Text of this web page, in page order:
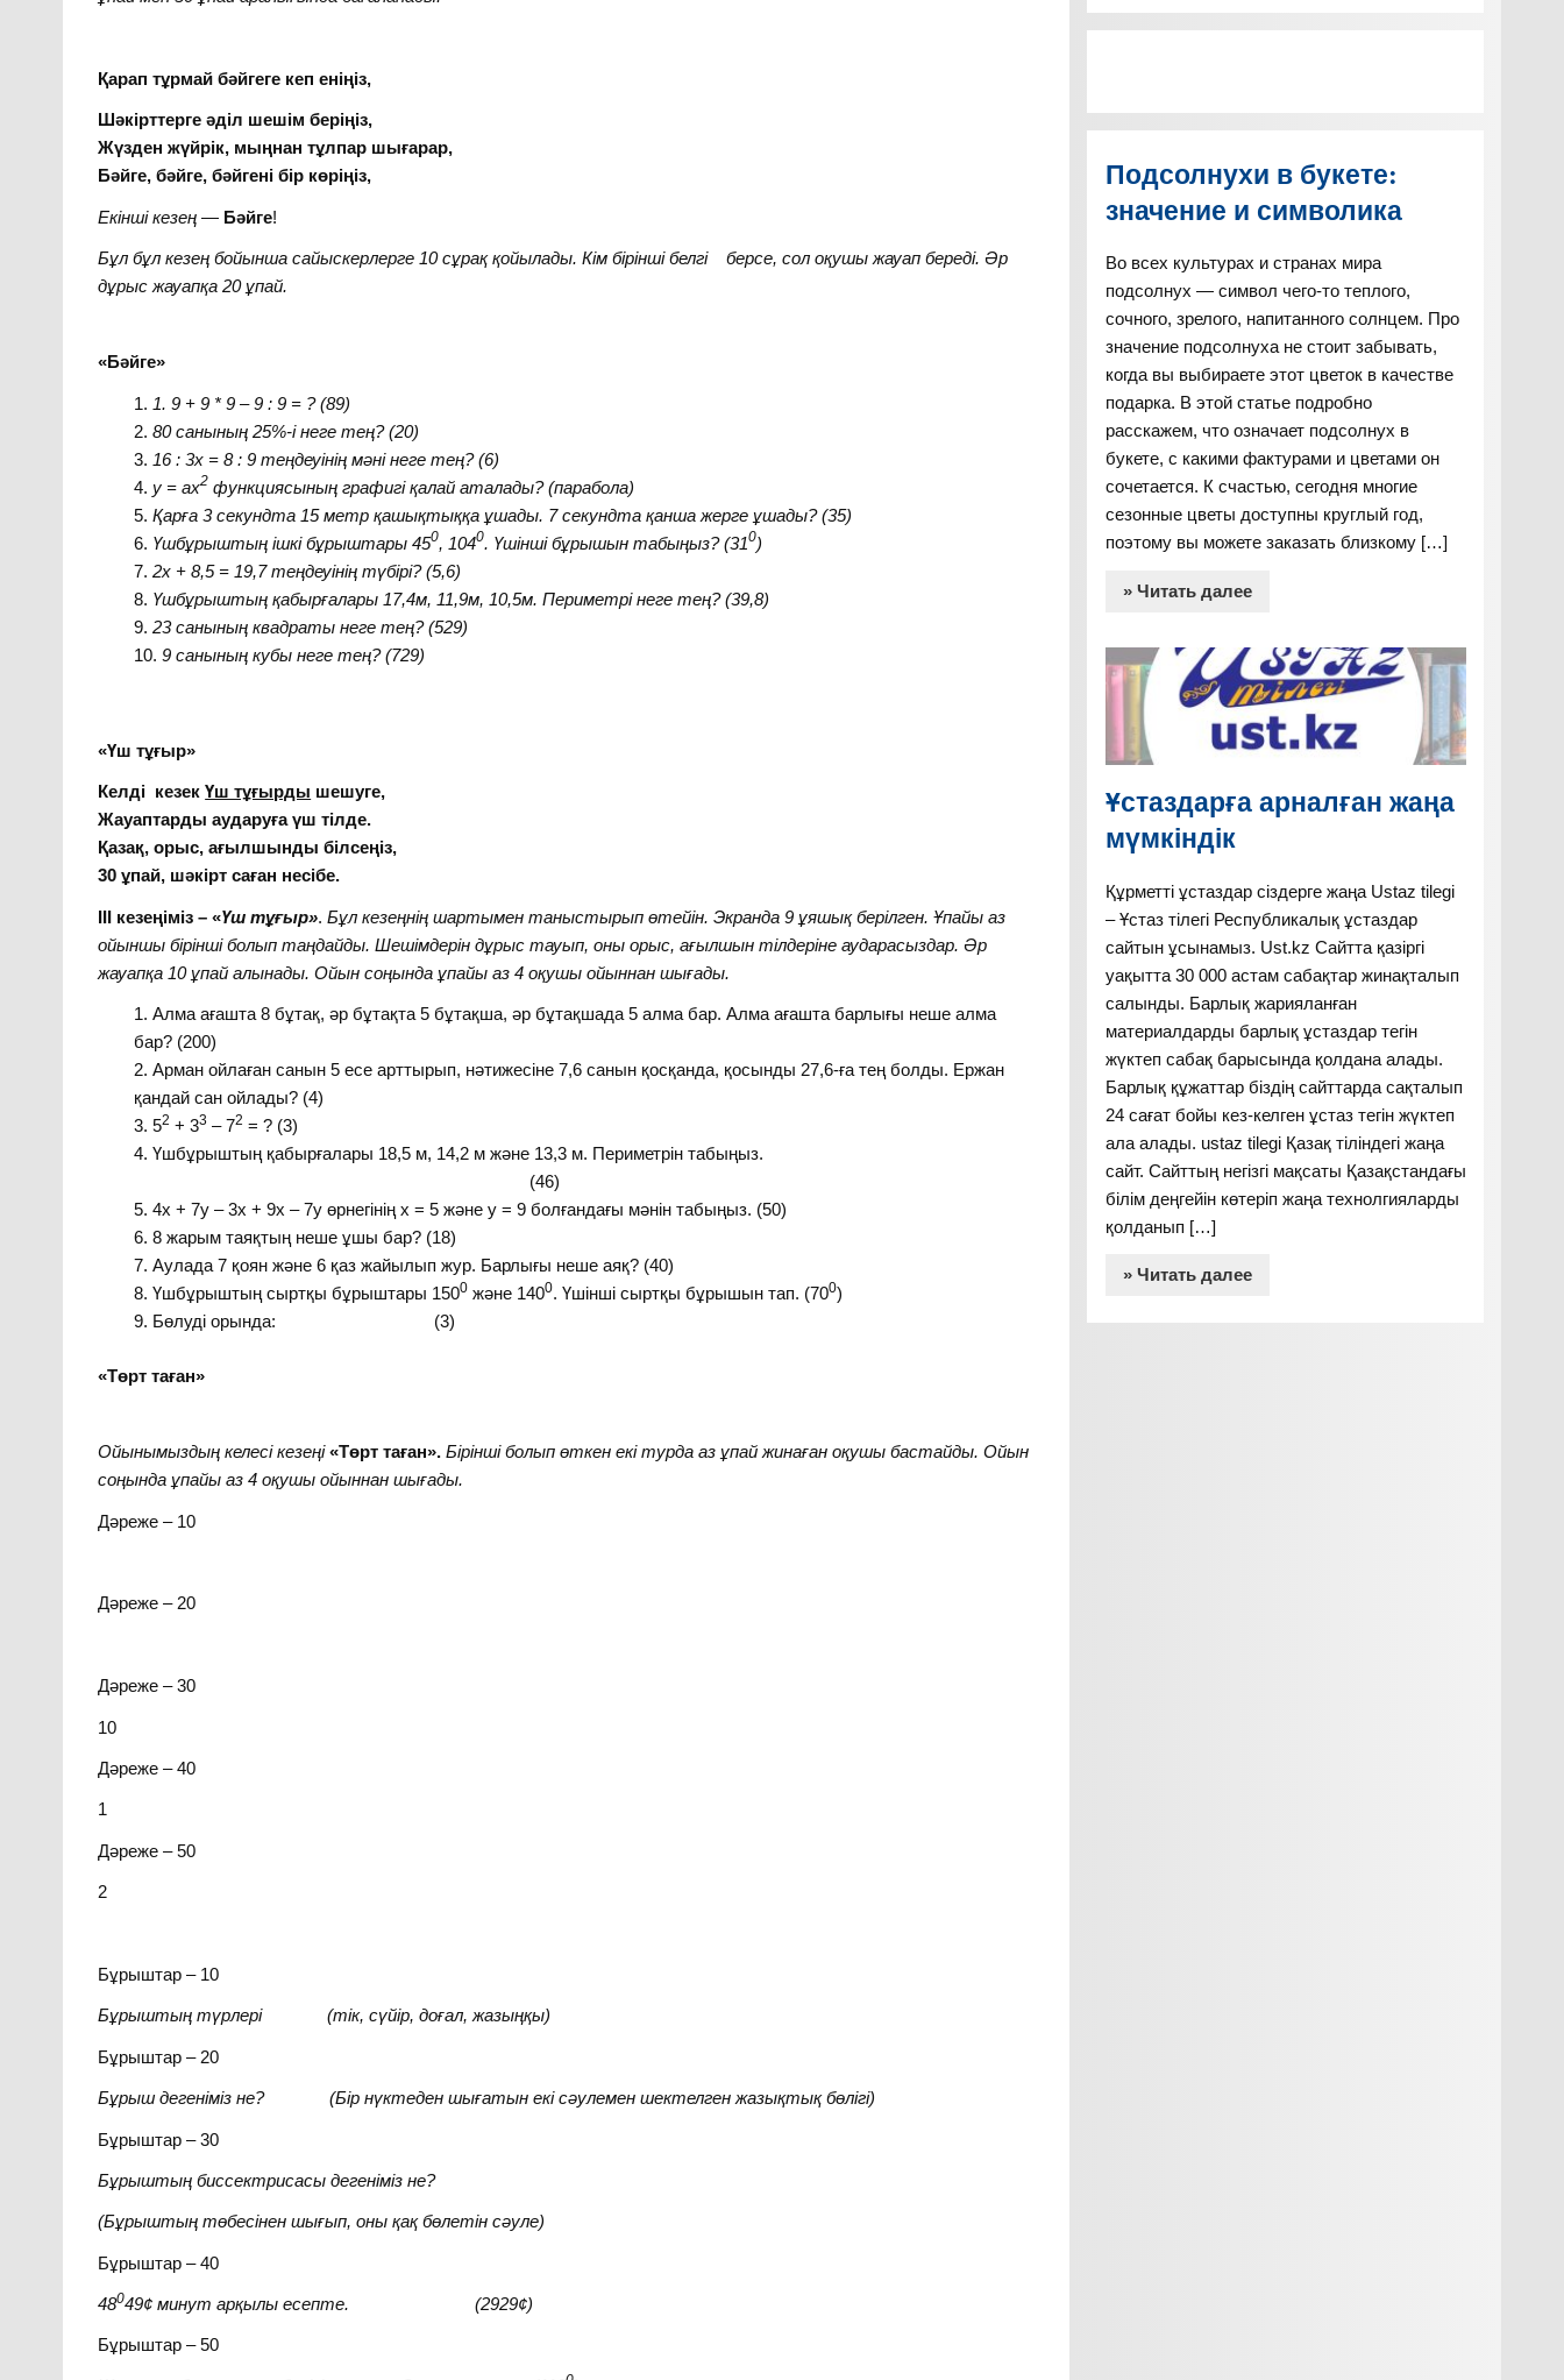
Қарап тұрмай бәйгеге кеп еніңіз,
Шәкірттерге әділ шешім беріңіз,
Жүзден жүйрік, мыңнан тұлпар шығарар,
Бәйге, бәйге, бәйгені бір көріңіз,
Екіншікезең — Бәйге!
Бұл бұл кезең бойынша сайыскерлерге 10 сұрақ қойылады. Кім бірінші белгі берсе, сол оқушы жауап береді. Әр
дұрыс жауапқа 20 ұпай.
«Бәйге»
1. 9 + 9 * 9 – 9 : 9 = ?(89)
80 санының 25%-і неге тең? (20)
16 : 3x = 8 : 9 теңдеуінің мәні неге тең? (6)
y = ax2 функциясының графигі қалай аталады? (парабола)
Қарға 3 секундта 15 метр қашықтыққа ұшады. 7 секундта қанша жерге ұшады? (35)
Үшбұрыштың ішкі бұрыштары 450, 1040. Үшінші бұрышын табыңыз? (310)
2х + 8,5 = 19,7 теңдеуінің түбірі? (5,6)
Үшбұрыштың қабырғалары 17,4м, 11,9м, 10,5м. Периметрі неге тең? (39,8)
23 санының квадраты неге тең? (529)
9 санының кубы неге тең? (729)
«Үш тұғыр»
Келді кезекҮш тұғырды шешуге,
Жауаптарды аударуға үш тілде.
Қазақ, орыс, ағылшынды білсеңіз,
30 ұпай, шәкірт саған несібе.
ІІІ кезеңіміз – «Үш тұғыр».Бұл кезеңнің шартымен таныстырып өтейін. Экранда 9 ұяшық берілген. Ұпайы аз
ойыншы бірінші болып таңдайды. Шешімдерін дұрыс тауып, оны орыс, ағылшын тілдеріне аударасыздар. Әр
жауапқа 10 ұпай алынады. Ойын соңында ұпайы аз 4 оқушы ойыннан шығады.
Алма ағашта 8 бұтақ, әр бұтақта 5 бұтақша, әр бұтақшада 5 алма бар. Алма ағашта барлығы неше алма
бар? (200)
Арман ойлаған санын 5 есе арттырып, нәтижесіне 7,6 санын қосқанда, қосынды 27,6-ға тең болды. Ержан
қандай сан ойлады? (4)
52 + 33 – 72 = ? (3)
Үшбұрыштың қабырғалары 18,5 м, 14,2 м және 13,3 м. Периметрін табыңыз.
(46)
4х + 7у – 3х + 9х – 7у өрнегінің х = 5 және у = 9 болғандағы мәнін табыңыз. (50)
8 жарым таяқтың неше ұшы бар? (18)
Аулада 7 қоян және 6 қаз жайылып жур. Барлығы неше аяқ? (40)
Үшбұрыштың сыртқы бұрыштары 1500және 1400. Үшінші сыртқы бұрышын тап. (700)
Бөлуді орында: (3)
«Төрт таған»
Ойынымыздың келесі кезеңі «Төрт таған». Бірінші болып өткен екі турда аз ұпай жинаған оқушы бастайды. Ойын
соңында ұпайы аз 4 оқушы ойыннан шығады.
Дәреже – 10
Дәреже – 20
Дәреже – 30
10
Дәреже – 40
1
Дәреже – 50
2
Бұрыштар – 10
Бұрыштың түрлері (тік, сүйір, доғал, жазыңқы)
Бұрыштар – 20
Бұрыш дегеніміз не? (Бір нүктеден шығатын екі сәулемен шектелген жазықтық бөлігі)
Бұрыштар – 30
Бұрыштың биссектрисасы дегеніміз не?
(Бұрыштың төбесінен шығып, оны қақ бөлетін сәуле)
Бұрыштар – 40
48049¢ минут арқылы есепте. (2929¢)
Бұрыштар – 50
Подсолнухи в букете:
значение и символика
Во всех культурах и странах мира
подсолнух — символ чего-то теплого,
сочного, зрелого, напитанного солнцем. Про
значение подсолнуха не стоит забывать,
когда вы выбираете этот цветок в качестве
подарка. В этой статье подробно
расскажем, что означает подсолнух в
букете, с какими фактурами и цветами он
сочетается. К счастью, сегодня многие
сезонные цветы доступны круглый год,
поэтому вы можете заказать близкому […]
» Читать далее
Ұстаздарға арналған жаңа
мүмкіндік
Құрметті ұстаздар сіздерге жаңа Ustaz tilegi
– Ұстаз тілегі Республикалық ұстаздар
сайтын ұсынамыз. Ust.kz Сайтта қазіргі
уақытта 30 000 астам сабақтар жинақталып
салынды. Барлық жарияланған
материалдарды барлық ұстаздар тегін
жүктеп сабақ барысында қолдана алады.
Барлық құжаттар біздің сайттарда сақталып
24 сағат бойы кез-келген ұстаз тегін жүктеп
ала алады. ustaz tilegi Қазақ тіліндегі жаңа
сайт. Сайттың негізгі мақсаты Қазақстандағы
білім деңгейін көтеріп жаңа технолгияларды
қолданып […]
» Читать далее